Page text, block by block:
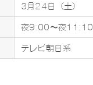
3月24日（土）
夜9:00〜夜11:10
テレビ朝日系